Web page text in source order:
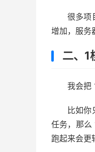
很多项
增加，服务
二、1
我会把
比如
任务，那么
跑起来会更